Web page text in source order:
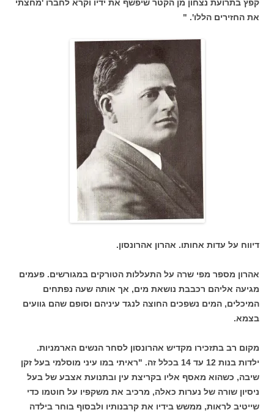
קפץ בתרועת נצחון מן הקטר שיפשף את ידיו וקרא לחברו 'מחצתי
את החזירים הללו'. "
דיווח על עדות אחותו. אהרון אהרונסון.
אהרון מספר מפי שרה על התעללות הטורקים במגורשים. פעמים
מגיעה אליהם רכבבת נושאת מים, אך אותה שעה נפתחים
המיכלים, המים נשפכים החוצה לנגד עיניהם וסופם שהם גוועים
בצמא.
מקום רב בתזכירו מקדיש אהרונסון לסחר הנשים הארמניות.
ילדות בנות 12 עד 14 בכלל זה. "ראיתי במו עיני מוסלמי בעל זקן
שיבה, כשהוא מאסף אליו בקריצת עין ובתנועת אצבע של בעל
ניסיון שורה של נערות כאלה, מרכיב את משקפיו על חוטמו כדי
שייטיב לראות, ממשש בידיו את קרבנותיו ולבסוף בוחר בילדה